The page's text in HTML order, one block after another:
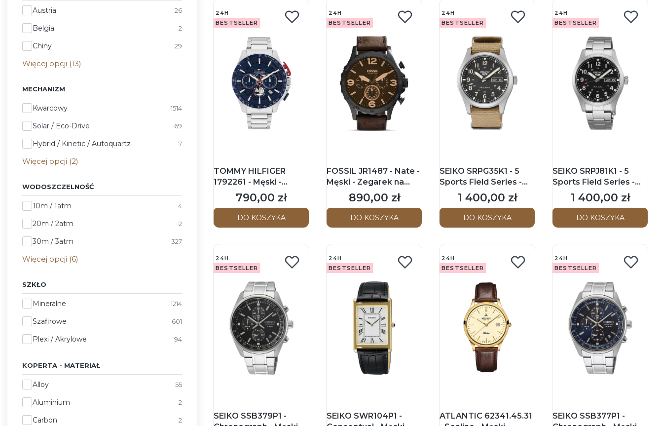
Kraj pochodzenia marki
Austria 26
Belgia 2
Chiny 29
Więcej opcji (13)
MECHANIZM
Mechanizm
Kwarcowy 1514
Solar / Eco-Drive 69
Hybrid / Kinetic / Autoquartz 7
Więcej opcji (2)
WODOSZCZELNOŚĆ
Wodoszczelność
10m / 1atm 4
20m / 2atm 2
30m / 3atm 327
Więcej opcji (6)
SZKŁO
SzkłoMineralne 1214
Szafirowe 601
Plexi / Akrylowe 94
KOPERTA - MATERIAŁ
Koperta - Materiał
Alloy 55
Aluminium 2
Carbon 2
24H
BESTSELLER
TOMMY HILFIGER
1792261 - Męski -
Zegarek na
bransolecie
Cena
790,00 zł
DO KOSZYKA
24H
BESTSELLER
FOSSIL JR1487 - Nate -
Męski - Zegarek na
paskuCena
890,00 zł
DO KOSZYKA
24H
BESTSELLER
SEIKO SRPG35K1 - 5
Sports Field Series -
Męski - Zegarek
mechaniczny
Cena
1 400,00 zł
DO KOSZYKA
24H
BESTSELLER
SEIKO SRPJ81K1 - 5
Sports Field Series -
Męski - Zegarek
mechaniczny
Cena
1 400,00 zł
DO KOSZYKA
24H
BESTSELLER
SEIKO SSB379P1 -
24H
BESTSELLER
SEIKO SWR104P1 -
24H
BESTSELLER
ATLANTIC 62341.45.31
24H
BESTSELLER
SEIKO SSB377P1 -